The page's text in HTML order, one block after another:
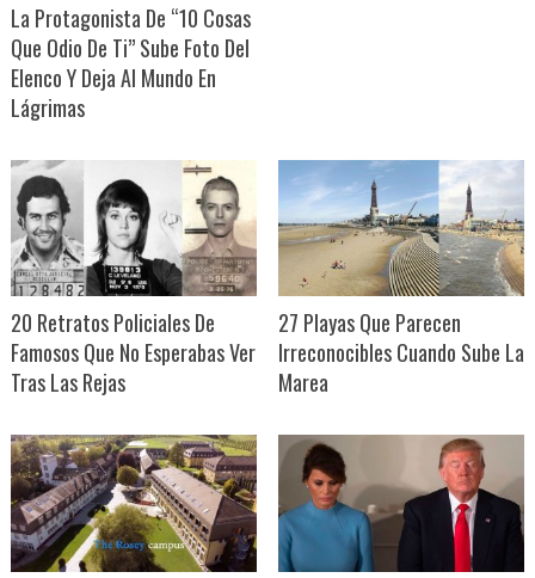
La Protagonista De “10 Cosas
Que Odio De Ti” Sube Foto Del
Elenco Y Deja Al Mundo En
Lágrimas
20 Retratos Policiales De
Famosos Que No Esperabas Ver
Tras Las Rejas
27 Playas Que Parecen
Irreconocibles Cuando Sube La
Marea